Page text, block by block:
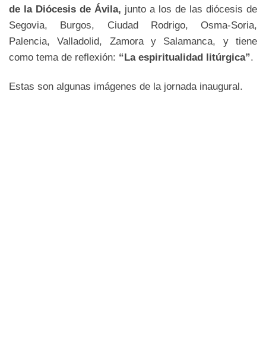
de la Diócesis de Ávila, junto a los de las diócesis de
Segovia, Burgos, Ciudad Rodrigo, Osma-Soria,
Palencia, Valladolid, Zamora y Salamanca, y tiene
como tema de reflexión: “La espiritualidad litúrgica”.
Estas son algunas imágenes de la jornada inaugural.